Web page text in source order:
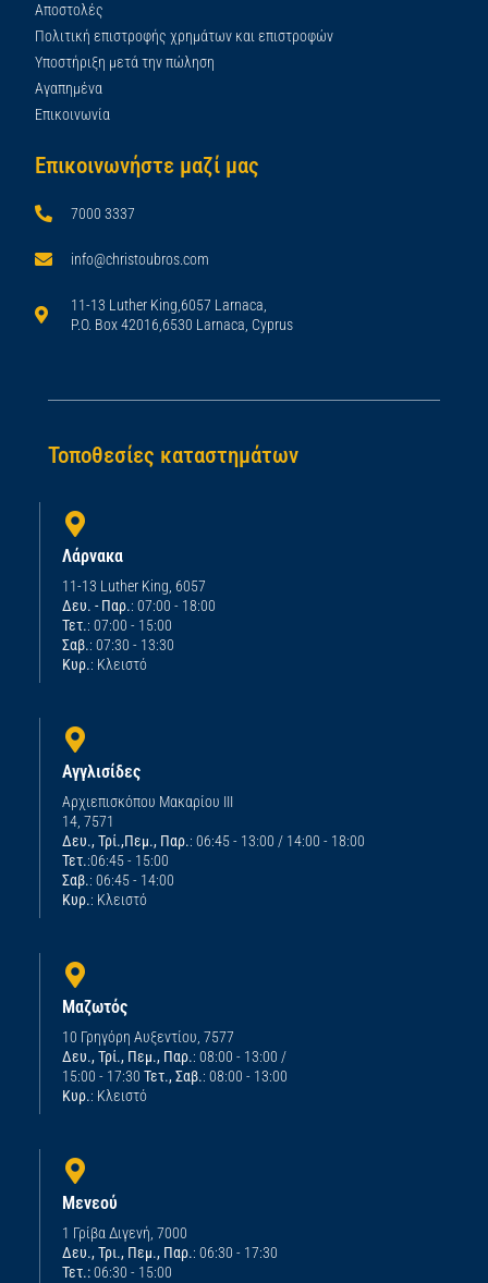
Αποστολές
Πολιτική επιστροφής χρημάτων και επιστροφών
Υποστήριξη μετά την πώληση
Αγαπημένα
Επικοινωνία
Επικοινωνήστε μαζί μας
7000 3337
info@christoubros.com
11-13 Luther King,6057 Larnaca,
P.O. Box 42016,6530 Larnaca, Cyprus
Τοποθεσίες καταστημάτων
Λάρνακα
11-13 Luther King, 6057
Δευ. - Παρ.: 07:00 - 18:00
Τετ.: 07:00 - 15:00
Σαβ.: 07:30 - 13:30
Κυρ.: Κλειστό
Αγγλισίδες
Αρχιεπισκόπου Μακαρίου ΙΙΙ
14, 7571
Δευ., Τρί.,Πεμ., Παρ.: 06:45 - 13:00 / 14:00 - 18:00
Τετ.:06:45 - 15:00
Σαβ.: 06:45 - 14:00
Κυρ.: Κλειστό
Μαζωτός
10 Γρηγόρη Αυξεντίου, 7577
Δευ., Τρί., Πεμ., Παρ.: 08:00 - 13:00 /
15:00 - 17:30 Τετ., Σαβ.: 08:00 - 13:00
Κυρ.: Κλειστό
Μενεού
1 Γρίβα Διγενή, 7000
Δευ., Τρι., Πεμ., Παρ.: 06:30 - 17:30
Τετ.:06:30 - 15:00